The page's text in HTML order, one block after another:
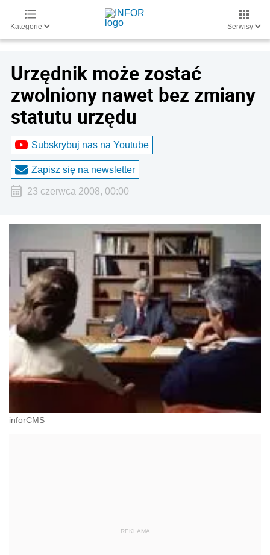
Kategorie Serwisy
Urzędnik może zostać
zwolniony nawet bez zmiany
statutu urzędu
Subskrybuj nas na Youtube
Zapisz się na newsletter
23 czerwca 2008, 00:00
inforCMS